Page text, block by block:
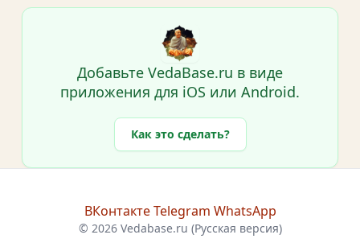
Добавьте VedaBase.ru в виде
приложения для iOS или Android.
Как это сделать?
ВКонтакте Telegram WhatsApp
© 2026 Vedabase.ru (Русская версия)